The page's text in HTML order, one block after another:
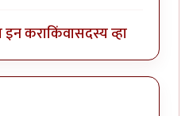
इन कराकिंवासदस्य व्हा